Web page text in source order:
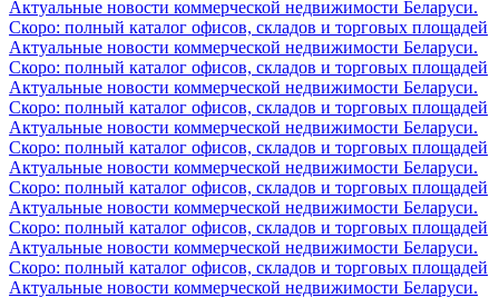
Актуальные новости коммерческой недвижимости Беларуси.
Скоро: полный каталог офисов, складов и торговых площадей
Актуальные новости коммерческой недвижимости Беларуси.
Скоро: полный каталог офисов, складов и торговых площадей
Актуальные новости коммерческой недвижимости Беларуси.
Скоро: полный каталог офисов, складов и торговых площадей
Актуальные новости коммерческой недвижимости Беларуси.
Скоро: полный каталог офисов, складов и торговых площадей
Актуальные новости коммерческой недвижимости Беларуси.
Скоро: полный каталог офисов, складов и торговых площадей
Актуальные новости коммерческой недвижимости Беларуси.
Скоро: полный каталог офисов, складов и торговых площадей
Актуальные новости коммерческой недвижимости Беларуси.
Скоро: полный каталог офисов, складов и торговых площадей
Актуальные новости коммерческой недвижимости Беларуси.